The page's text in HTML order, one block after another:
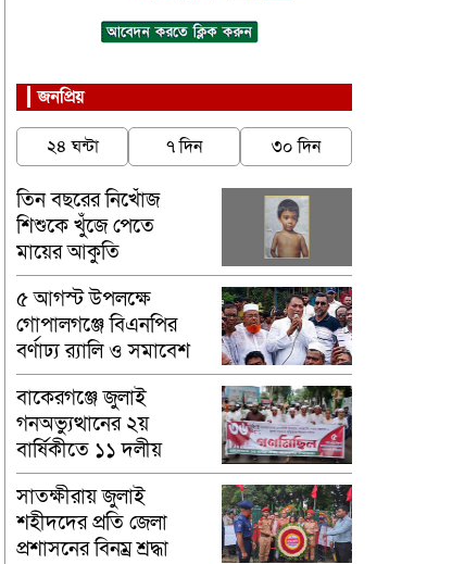
জনপ্রিয়
২৪ ঘন্টা ৭ দিন ৩০ দিন
তিন বছরের নিখোঁজ
শিশুকে খুঁজে পেতে
মায়ের আকুতি
৫ আগস্ট উপলক্ষে
গোপালগঞ্জে বিএনপির
বর্ণাঢ্য র‍্যালি ও সমাবেশ
অনুষ্ঠিত
বাকেরগঞ্জে জুলাই
গনঅভ্যুত্থানের ২য়
বার্ষিকীতে ১১ দলীয়
ঐক্যের গণমিছিল
সাতক্ষীরায় জুলাই
শহীদদের প্রতি জেলা
প্রশাসনের বিনম্র শ্রদ্ধা